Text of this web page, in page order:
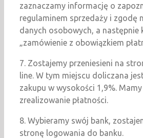
zaznaczamy informację o
regulaminem sprzedaży i zgodę
danych osobowych, a następnie
„zamówienie z obowiązkiem
7. Zostajemy przeniesieni na
line. W tym miejscu doliczana
zakupu w wysokości 1,9%.
zrealizowanie płatności.
8. Wybieramy swój bank,
stronę logowania do banku.